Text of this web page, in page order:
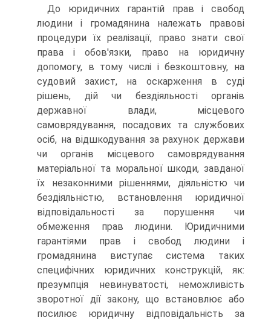
До юридичних гарантій прав і свобод
людини і громадянина належать правові
процедури їх реалізації, право знати свої
права і обов'язки, право на юридичну
допомогу, в тому числі і безкоштовну, на
судовий захист, на оскарження в суді
рішень, дій чи бездіяльності органів
державної влади, місцевого
самоврядування, посадових та службових
осіб, на відшкодування за рахунок держави
чи органів місцевого самоврядування
матеріальної та моральної шкоди, завданої
їх незаконними рішеннями, діяльністю чи
бездіяльністю, встановлення юридичної
відповідальності за порушення чи
обмеження прав людини. Юридичними
гарантіями прав і свобод людини і
громадянина виступає система таких
специфічних юридичних конструкцій, як:
презумпція невинуватості, неможливість
зворотної дії закону, що встановлює або
посилює юридичну відповідальність за